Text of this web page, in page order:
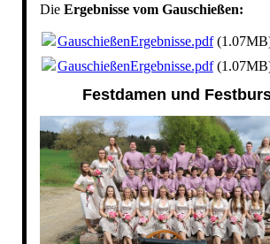
Die Ergebnisse vom Gauschießen:
GauschießenErgebnisse.pdf
GauschießenErgebnisse.pdf
Festdamen und